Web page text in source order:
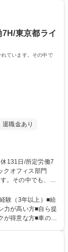
下でブランド戦略
らのアイデアをス
てていくことがで
7H/東京都ライ
ています。その中で
退職金あり
。その中でも、新
営、応募者対応、
動の振り返りまで
準法と関連法規の
験（3年以上）■給
力が高い方■自ら提
が得意な方■車の運
して伴走できるの